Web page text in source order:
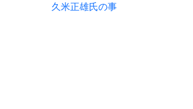
久米正雄氏の事